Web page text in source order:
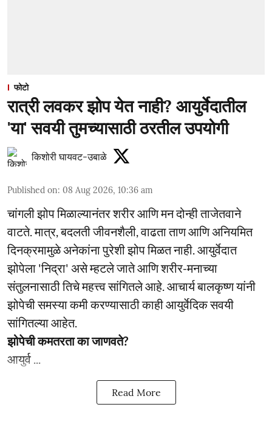
फोटो
रात्री लवकर झोप येत नाही? आयुर्वेदातील
'या' सवयी तुमच्यासाठी ठरतील उपयोगी
किशोरी घायवट-उबाळे
Published on: 08 Aug 2026, 10:36 am
चांगली झोप मिळाल्यानंतर शरीर आणि मन दोन्ही ताजेतवाने
वाटते. मात्र, बदलती जीवनशैली, वाढता ताण आणि अनियमित
दिनक्रमामुळे अनेकांना पुरेशी झोप मिळत नाही. आयुर्वेदात
झोपेला 'निद्रा' असे म्हटले जाते आणि शरीर-मनाच्या
संतुलनासाठी तिचे महत्त्व सांगितले आहे. आचार्य बालकृष्ण यांनी
झोपेची समस्या कमी करण्यासाठी काही आयुर्वेदिक सवयी
सांगितल्या आहेत.
झोपेची कमतरता का जाणवते?
आयुर्व ...
Read More